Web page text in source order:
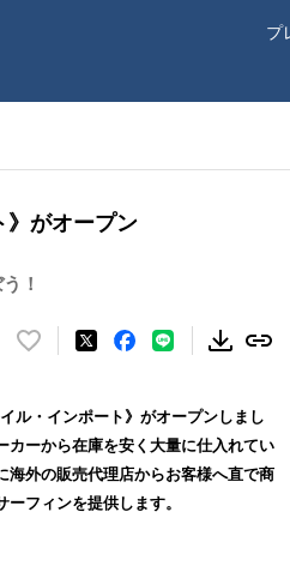
プ
》がオープン
！
い
！
数
を
読
ル・インポート》がオープンしまし
カーから在庫を安く大量に仕入れてい
海外の販売代理店からお客様へ直で商
フィンを提供します。